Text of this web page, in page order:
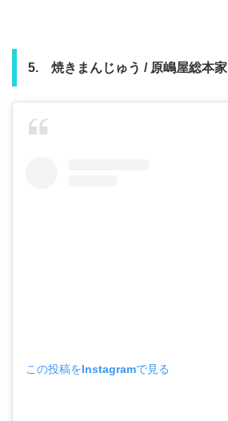
5. 焼きまんじゅう / 原嶋屋総本家
この投稿をInstagramで見る